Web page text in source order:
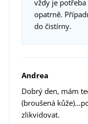
vždy je
opatrně.
do čistírny.
Andrea
Dobrý den, mám
(broušená
zlikvidovat.